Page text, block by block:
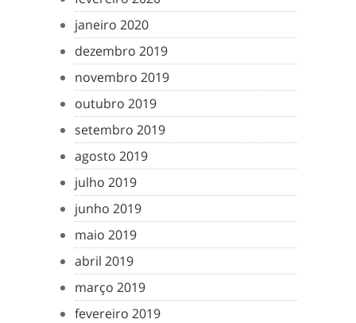
janeiro 2020
dezembro 2019
novembro 2019
outubro 2019
setembro 2019
agosto 2019
julho 2019
junho 2019
maio 2019
abril 2019
março 2019
fevereiro 2019